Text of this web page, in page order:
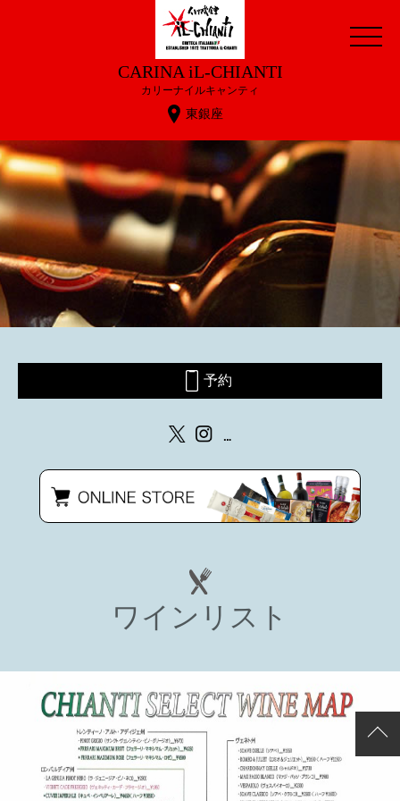
CARINA iL-CHIANTI
カリーナイルキャンティ
東銀座
予約
ワインリスト